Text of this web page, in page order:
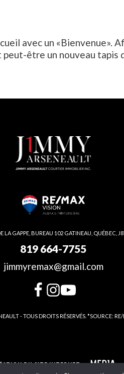
avec un «Bienvenue».
être un nouveau tapis
LA GAPPE, BUREAU 102 GATINEAU, QUÉBEC,
819 664-7755
jimmyremax@gmail.com
- TOUS DROITS RÉSERVÉS. *SOURCE:
DU SITE INTERNET